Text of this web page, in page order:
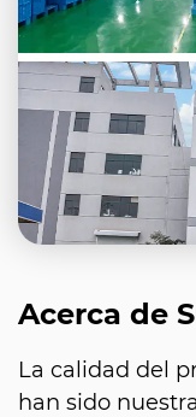
Acerca de
La calidad del
han sido